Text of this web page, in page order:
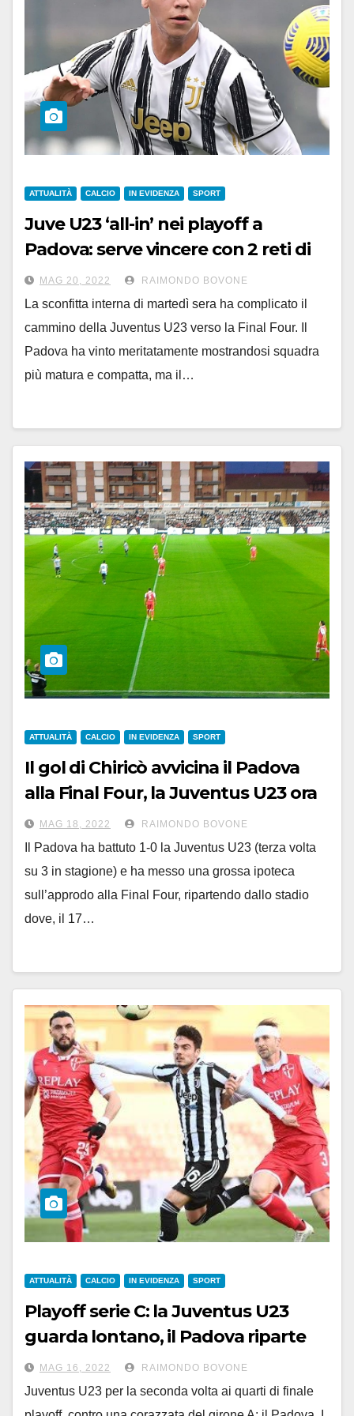
ATTUALITÀ CALCIO IN EVIDENZA SPORT
Juve U23 ‘all-in’ nei playoff a
Padova: serve vincere con 2 reti di
scarto
MAG 20, 2022 RAIMONDO BOVONE
La sconfitta interna di martedì sera ha complicato il
cammino della Juventus U23 verso la Final Four. Il
Padova ha vinto meritatamente mostrandosi squadra
più matura e compatta, ma il…
ATTUALITÀ CALCIO IN EVIDENZA SPORT
Il gol di Chiricò avvicina il Padova
alla Final Four, la Juventus U23 ora
deve vincere in trasferta con 2 gol
di scarto
MAG 18, 2022 RAIMONDO BOVONE
Il Padova ha battuto 1-0 la Juventus U23 (terza volta
su 3 in stagione) e ha messo una grossa ipoteca
sull’approdo alla Final Four, ripartendo dallo stadio
dove, il 17…
ATTUALITÀ CALCIO IN EVIDENZA SPORT
Playoff serie C: la Juventus U23
guarda lontano, il Padova riparte
dallo stadio dove perse la B ai rigori
contro i grigi
MAG 16, 2022 RAIMONDO BOVONE
Juventus U23 per la seconda volta ai quarti di finale